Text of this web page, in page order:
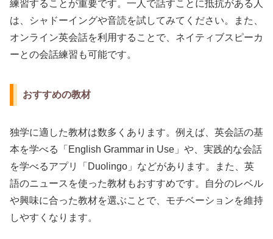
練習することが重要です。一人で話すことに抵抗がある人
は、シャドーイングや音読を試してみてください。また、
オンライン英会話を利用することで、ネイティブスピーカ
ーとの会話練習も可能です。
おすすめの教材
独学に適した教材は数多くあります。例えば、英会話の基
本を学べる「English Grammar in Use」や、実践的な会話
を学べるアプリ「Duolingo」などがあります。また、英
語のニュースを使った教材もおすすめです。自分のレベル
や興味に合った教材を選ぶことで、モチベーションを維持
しやすくなります。